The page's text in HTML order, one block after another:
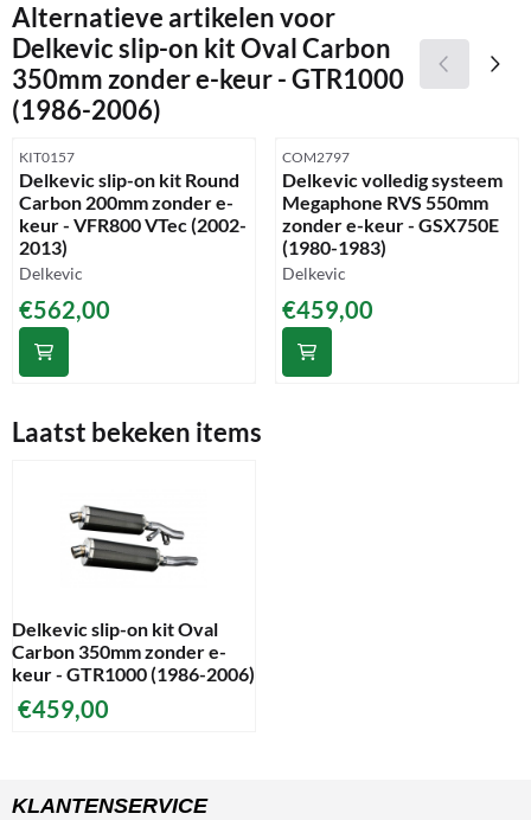
Alternatieve artikelen voor
Delkevic slip-on kit Oval Carbon
350mm zonder e-keur - GTR1000
(1986-2006)
Artikelnummer
KIT0157
Delkevic slip-on kit Round
Carbon 200mm zonder e-
keur - VFR800 VTec (2002-
2013)
Merk:
Delkevic
Prijs: 562,00
€562,00
Artikelnummer
COM2797
Delkevic volledig systeem
Megaphone RVS 550mm
zonder e-keur - GSX750E
(1980-1983)
Merk:
Delkevic
Prijs: 459,00
€459,00
Laatst bekeken items
Delkevic slip-on kit Oval
Carbon 350mm zonder e-
keur - GTR1000 (1986-2006)
€459,00
KLANTENSERVICE